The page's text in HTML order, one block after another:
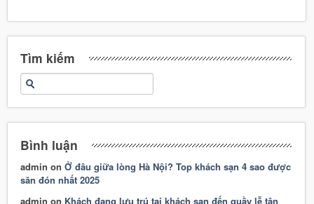
Tìm kiếm
Bình luận
admin onỞ đâu giữa lòng Hà Nội? Top khách sạn 4 sao được
săn đón nhất 2025
admin on Khách đang lưu trú tại khách sạn đến quầy lễ tân